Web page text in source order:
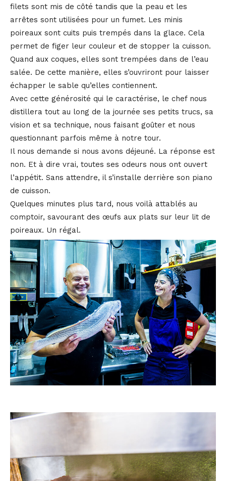
filets sont mis de côté tandis que la peau et les
arrêtes sont utilisées pour un fumet. Les minis
poireaux sont cuits puis trempés dans la glace. Cela
permet de figer leur couleur et de stopper la cuisson.
Quand aux coques, elles sont trempées dans de l’eau
salée. De cette manière, elles s’ouvriront pour laisser
échapper le sable qu’elles contiennent.
Avec cette générosité qui le caractérise, le chef nous
distillera tout au long de la journée ses petits trucs, sa
vision et sa technique, nous faisant goûter et nous
questionnant parfois même à notre tour.
Il nous demande si nous avons déjeuné. La réponse est
non. Et à dire vrai, toutes ses odeurs nous ont ouvert
l’appétit. Sans attendre, il s’installe derrière son piano
de cuisson.
Quelques minutes plus tard, nous voilà attablés au
comptoir, savourant des œufs aux plats sur leur lit de
poireaux. Un régal.